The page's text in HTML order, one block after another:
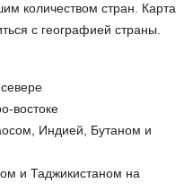
количеством стран. Карта
с географией страны.
востоке
Индией, Бутаном и
и Таджикистаном на